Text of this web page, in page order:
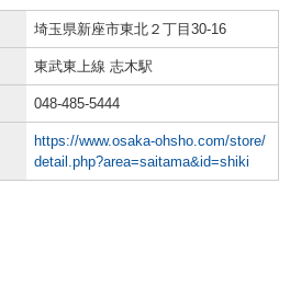
埼玉県新座市東北２丁目30-16
東武東上線 志木駅
048-485-5444
https://www.osaka-ohsho.com/store/
detail.php?area=saitama&id=shiki